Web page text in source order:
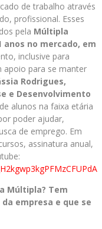
de trabalho através
profissional. Esses
pela Múltipla
no mercado, em
inclusive para
apoio para se manter
Rodrigues,
e Desenvolvimento
alunos na faixa etária
poder ajudar,
de emprego. Em
assinatura anual,
Múltipla? Tem
empresa e que se